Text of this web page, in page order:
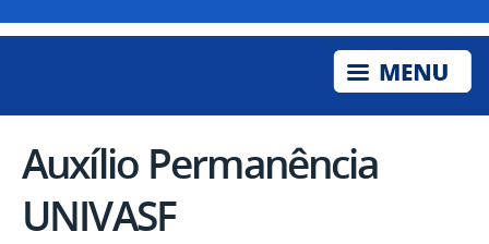
Auxílio Permanência
UNIVASF